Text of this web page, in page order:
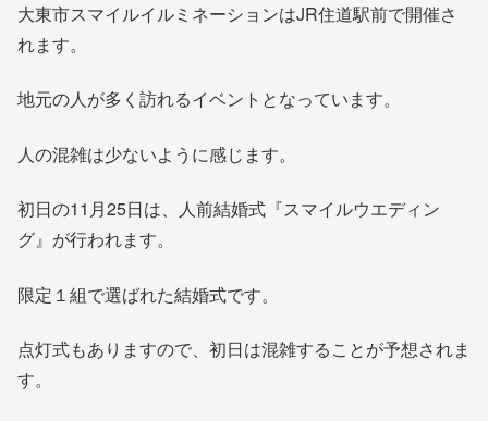
大東市スマイルイルミネーションはJR住道駅前で開催さ
れます。
地元の人が多く訪れるイベントとなっています。
人の混雑は少ないように感じます。
初日の11月25日は、人前結婚式『スマイルウエディン
グ』が行われます。
限定１組で選ばれた結婚式です。
点灯式もありますので、初日は混雑することが予想されま
す。